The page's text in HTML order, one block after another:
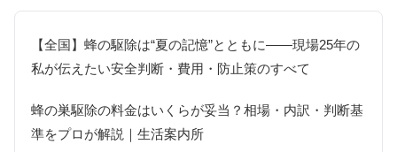
【全国】蜂の駆除は“夏の記憶”とともに――現場25年の
私が伝えたい安全判断・費用・防止策のすべて
蜂の巣駆除の料金はいくらが妥当？相場・内訳・判断基
準をプロが解説｜生活案内所